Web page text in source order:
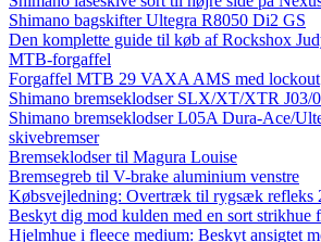
Shimano bagskifter Ultegra R8050 Di2 GS
Den komplette guide til køb af Rockshox
MTB-forgaffel
Forgaffel MTB 29 VAXA AMS med lockout
Shimano bremseklodser SLX/XT/XTR J03/
Shimano bremseklodser L05A Dura-Ace/
skivebremser
Bremseklodser til Magura Louise
Bremsegreb til V-brake aluminium venstre
Købsvejledning: Overtræk til rygsæk refleks
Beskyt dig mod kulden med en sort strikhue
Hjelmhue i fleece medium: Beskyt ansigtet